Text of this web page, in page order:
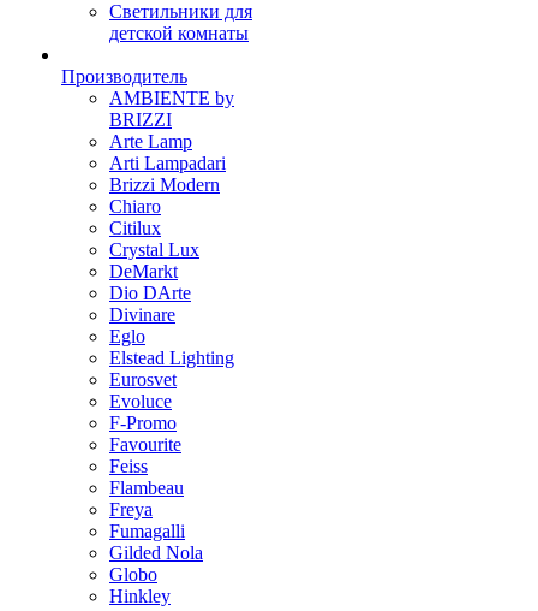
Светильники для
детской комнаты
Производитель
AMBIENTE by
BRIZZI
Arte Lamp
Arti Lampadari
Brizzi Modern
Chiaro
Citilux
Crystal Lux
DeMarkt
Dio DArte
Divinare
Eglo
Elstead Lighting
Eurosvet
Evoluce
F-Promo
Favourite
Feiss
Flambeau
Freya
Fumagalli
Gilded Nola
Globo
Hinkley